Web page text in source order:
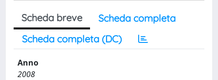
Scheda breve
Scheda completa
Scheda completa (DC)
Anno
2008